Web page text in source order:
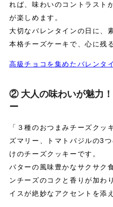
れば、味わいのコントラスト
が楽しめます。
大切なバレンタインの日に、
本格チーズケーキで、心に残
高級チョコを集めたバレンタ
② 大人の味わいが魅力
ー
「３種のおつまみチーズクッ
ズマリー、トマトバジルの3
けのチーズクッキーです。
バターの風味豊かなサクサク
ンチーズのコクと香りが加わ
イスが絶妙なアクセントを添